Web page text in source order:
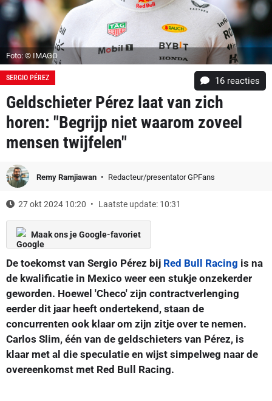
Foto: © IMAGO
SERGIO PÉREZ 16 reacties
Geldschieter Pérez laat van zich
horen: "Begrijp niet waarom zoveel
mensen twijfelen"
Remy Ramjiawan Redacteur/presentator GPFans
27 okt 2024 10:20 Laatste update: 10:31
Maak ons je Google-favoriet
De toekomst van Sergio Pérez bij Red Bull Racing is na
de kwalificatie in Mexico weer een stukje onzekerder
geworden. Hoewel 'Checo' zijn contractverlenging
eerder dit jaar heeft ondertekend, staan de
concurrenten ook klaar om zijn zitje over te nemen.
Carlos Slim, één van de geldschieters van Pérez, is
klaar met al die speculatie en wijst simpelweg naar de
overeenkomst met Red Bull Racing.